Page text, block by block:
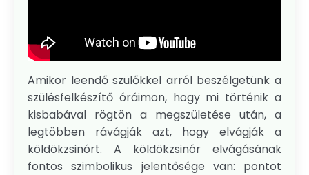
Amikor leendő szülőkkel arról beszélgetünk a
szülésfelkészítő óráimon, hogy mi történik a
kisbabával rögtön a megszületése után, a
legtöbben rávágják azt, hogy elvágják a
köldökzsinórt. A köldökzsinór elvágásának
fontos szimbolikus jelentősége van: pontot